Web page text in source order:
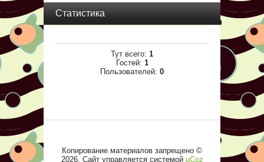
Статистика
Тут всего: 1
Гостей: 1
Пользователей: 0
Копирование материалов запрещено ©
2026. Сайт управляется системой uCoz